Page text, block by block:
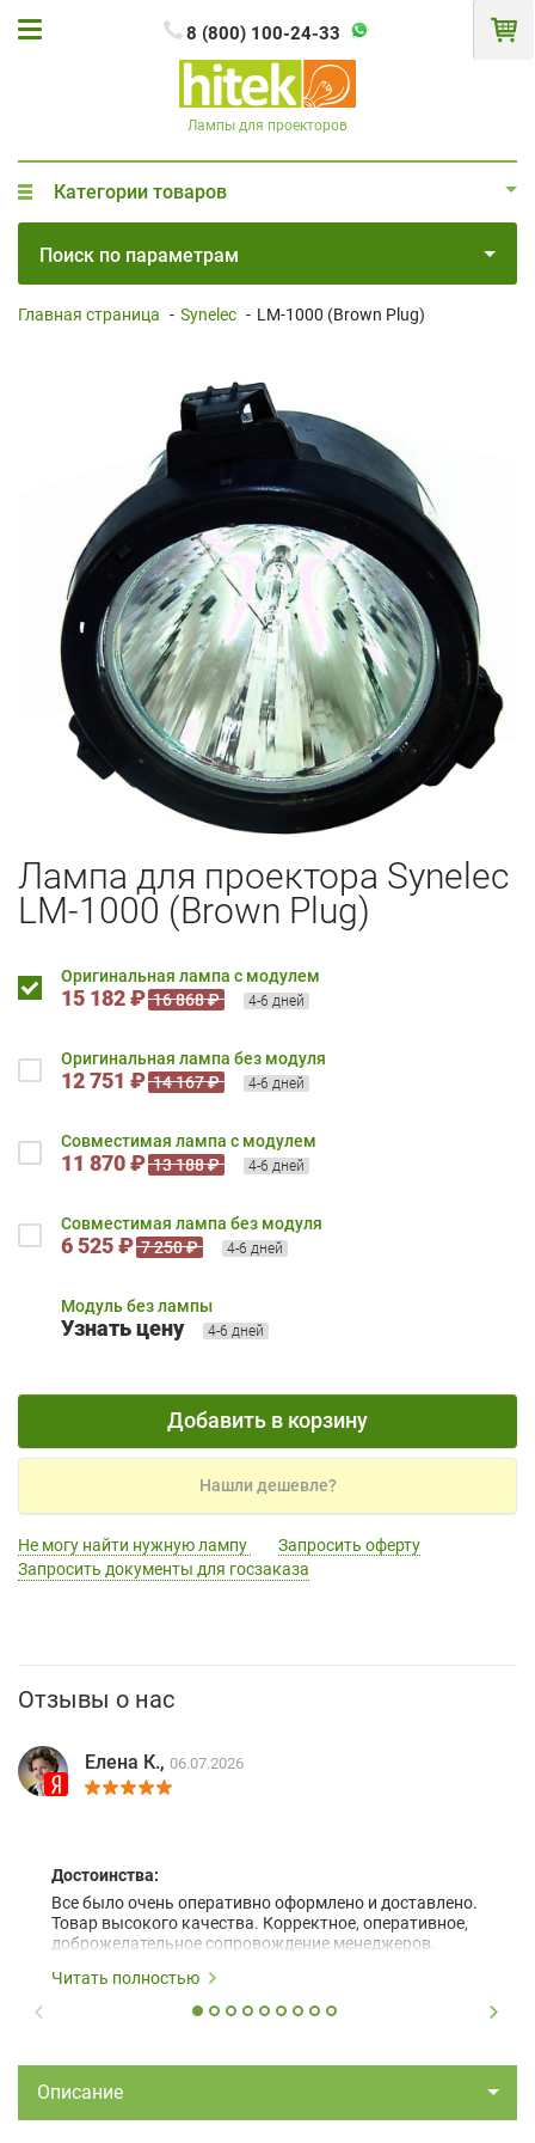
8 (800) 100-24-33
Лампы для проекторов
Категории товаров
Поиск по параметрам
Главная страница - Synelec - LM-1000 (Brown Plug)
Лампа для проектора Synelec
LM-1000 (Brown Plug)
Оригинальная лампа с модулем
15 182 ₽ 16 868 ₽ 4-6 дней
Оригинальная лампа без модуля
12 751 ₽ 14 167 ₽ 4-6 дней
Совместимая лампа с модулем
11 870 ₽ 13 188 ₽ 4-6 дней
Совместимая лампа без модуля
6 525 ₽ 7 250 ₽ 4-6 дней
Модуль без лампы
Узнать цену 4-6 дней
Добавить в корзину
Нашли дешевле?
Не могу найти нужную лампу
Запросить оферту
Запросить документы для госзаказа
Отзывы о нас
Елена К., 06.07.2026
Достоинства:
Все было очень оперативно оформлено и доставлено.
Товар высокого качества. Корректное, оперативное,
доброжелательное сопровождение менеджеров.
Читать полностью
Описание